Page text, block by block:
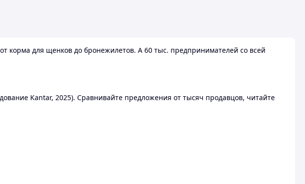
корма для щенков до бронежилетов. А 60 тыс. предпринимателей со всей
Kantar, 2025). Сравнивайте предложения от тысяч продавцов, читайте